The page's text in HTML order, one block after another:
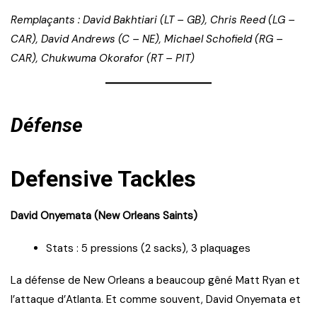
Remplaçants : David Bakhtiari (LT – GB), Chris Reed (LG –
CAR), David Andrews (C – NE), Michael Schofield (RG –
CAR), Chukwuma Okorafor (RT – PIT)
Défense
Defensive Tackles
David Onyemata (New Orleans Saints)
Stats : 5 pressions (2 sacks), 3 plaquages
La défense de New Orleans a beaucoup gêné Matt Ryan et
l’attaque d’Atlanta. Et comme souvent, David Onyemata et